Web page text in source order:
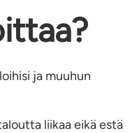
ja muuhun
liikaa eikä estä